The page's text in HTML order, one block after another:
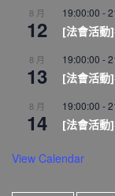
8 月
12
19:00:00 -
[法會活動
8 月
13
19:00:00 -
[法會活動
8 月
14
19:00:00 -
[法會活動
View Calendar